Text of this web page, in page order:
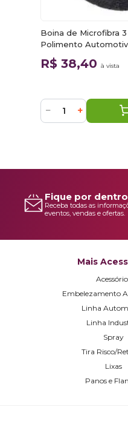
Boina de Microfibra
Polimento
R$ 38,40 à vista
− +
Fique por
Receba todas as
eventos, vendas e ofertas.
Mais
Embelezamento
Linha
Linha
Spray
Tira Risco/
Lixas
Panos e